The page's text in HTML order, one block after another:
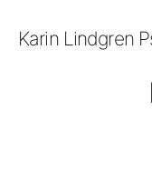
Karin Lindgren